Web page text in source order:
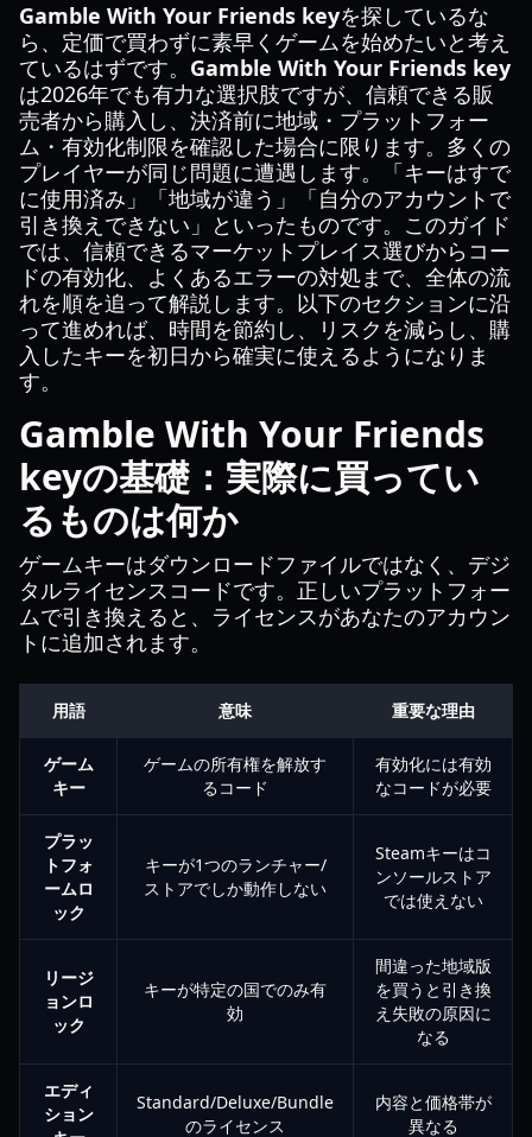
Gamble With Your Friends keyを探しているな
ら、定価で買わずに素早くゲームを始めたいと考え
ているはずです。 Gamble With Your Friends key
は2026年でも有力な選択肢ですが、信頼できる販
売者から購入し、決済前に地域・プラットフォー
ム・有効化制限を確認した場合に限ります。多くの
プレイヤーが同じ問題に遭遇します。「キーはすで
に使用済み」「地域が違う」「自分のアカウントで
引き換えできない」といったものです。このガイド
では、信頼できるマーケットプレイス選びからコー
ドの有効化、よくあるエラーの対処まで、全体の流
れを順を追って解説します。以下のセクションに沿
って進めれば、時間を節約し、リスクを減らし、購
入したキーを初日から確実に使えるようになりま
す。
Gamble With Your Friends
keyの基礎：実際に買ってい
るものは何か
ゲームキーはダウンロードファイルではなく、デジ
タルライセンスコードです。正しいプラットフォー
ムで引き換えると、ライセンスがあなたのアカウン
トに追加されます。
用語 意味 重要な理由
ゲーム
キー
ゲームの所有権を解放す
るコード
有効化には有効
なコードが必要
プラッ
トフォ
ームロ
ック
キーが1つのランチャー/
ストアでしか動作しない
Steamキーはコ
ンソールストア
では使えない
リージ
ョンロ
ック
キーが特定の国でのみ有
効
間違った地域版
を買うと引き換
え失敗の原因に
なる
エディ
ション
Standard/Deluxe/Bundle
のライセンス
内容と価格帯が
異なる